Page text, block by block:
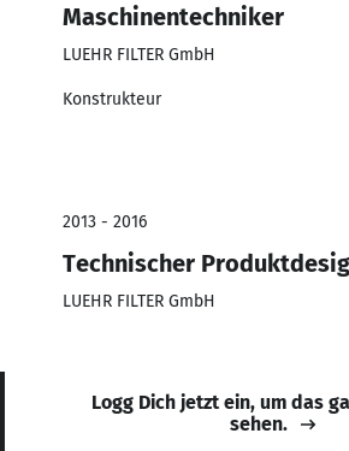
Maschinentechniker
LUEHR FILTER GmbH
Konstrukteur
2013 - 2016
Technischer
LUEHR FILTER GmbH
Logg Dich jetzt ein, um das
sehen.